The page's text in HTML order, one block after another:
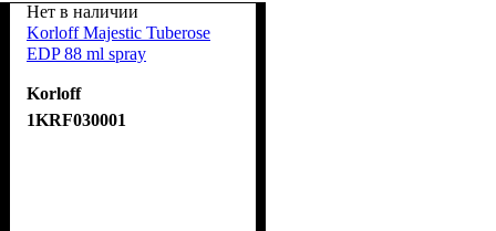
Нет в наличии
Korloff Majestic Tuberose
EDP 88 ml spray
Korloff
1KRF030001